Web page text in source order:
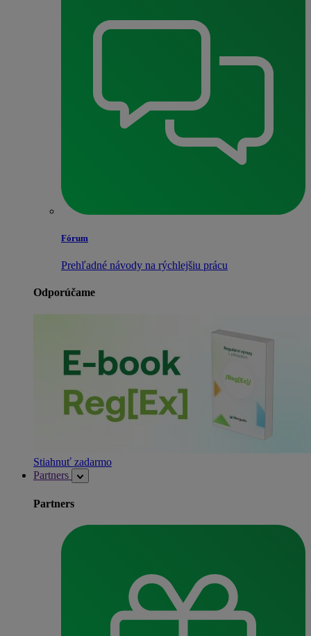
Fórum
Prehľadné návody na rýchlejšiu prácu
Odporúčame
Stiahnuť zadarmo
Partners
Partners